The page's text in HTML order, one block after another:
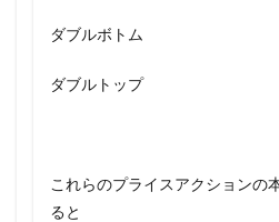
ダブルボトム
ダブルトップ
これらのプライスアクションの
ると